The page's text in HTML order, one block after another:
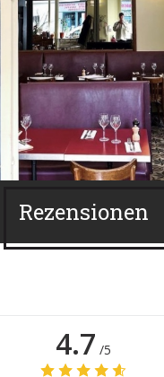
Rezensionen
4.7 /5